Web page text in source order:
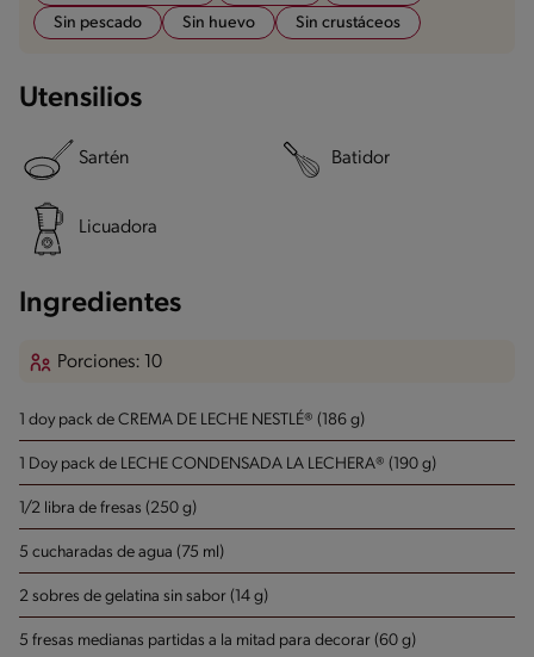
Sin pescado
Sin huevo Sin crustáceos
Utensilios
Sartén Batidor
Licuadora
Ingredientes
Porciones: 10
1 doy pack de CREMA DE LECHE NESTLÉ® (186 g)
1 Doy pack de LECHE CONDENSADA LA LECHERA® (190 g)
1/2 libra de fresas (250 g)
5 cucharadas de agua (75 ml)
2 sobres de gelatina sin sabor (14 g)
5 fresas medianas partidas a la mitad para decorar (60 g)